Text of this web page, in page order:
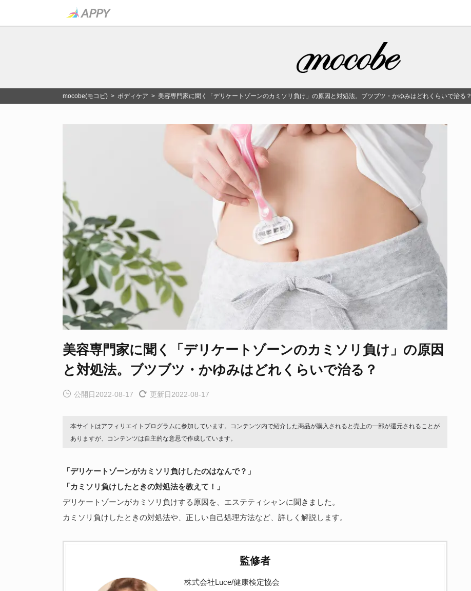
mocobe(モコビ) > ボディケア > 美容専門家に聞く「デリケートゾーンのカミソリ負け」の原因と対処法。ブツブツ・かゆみはどれくらいで治る？
美容専門家に聞く「デリケートゾーンのカミソリ負け」の原因
と対処法。ブツブツ・かゆみはどれくらいで治る？
公開日2022-08-17 更新日2022-08-17
本サイトはアフィリエイトプログラムに参加しています。コンテンツ内で紹介した商品が購入されると売上の一部が還元されることが
ありますが、コンテンツは自主的な意思で作成しています。
「デリケートゾーンがカミソリ負けしたのはなんで？」
「カミソリ負けしたときの対処法を教えて！」
デリケートゾーンがカミソリ負けする原因を、エステティシャンに聞きました。
カミソリ負けしたときの対処法や、正しい自己処理方法など、詳しく解説します。
監修者
株式会社Luce/健康検定協会